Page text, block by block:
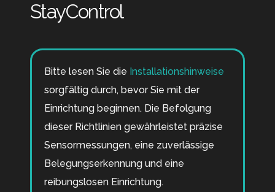
StayControl
Bitte lesen Sie die Installationshinweise
sorgfältig durch, bevor Sie mit der
Einrichtung beginnen. Die Befolgung
dieser Richtlinien gewährleistet präzise
Sensormessungen, eine zuverlässige
Belegungserkennung und eine
reibungslosen Einrichtung.